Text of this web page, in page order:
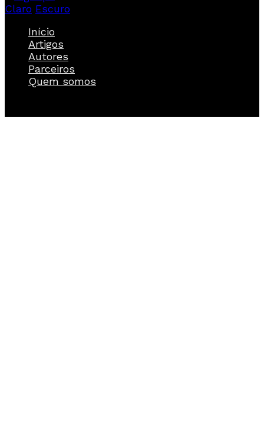
Claro Escuro
Início
Artigos
Autores
Parceiros
Quem somos